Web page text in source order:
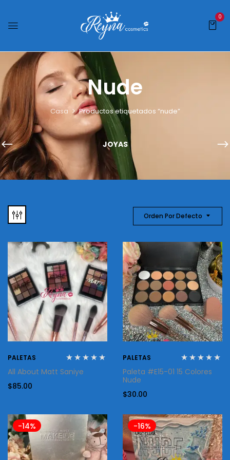
0
Nude
Casa Productos etiquetados “nude”
JOYAS
Orden Por Defecto
PALETAS
All About Matt Saniye
$85.00
PALETAS
Paleta #E15-01 15 Colores
Nude
$30.00
-14% -16%